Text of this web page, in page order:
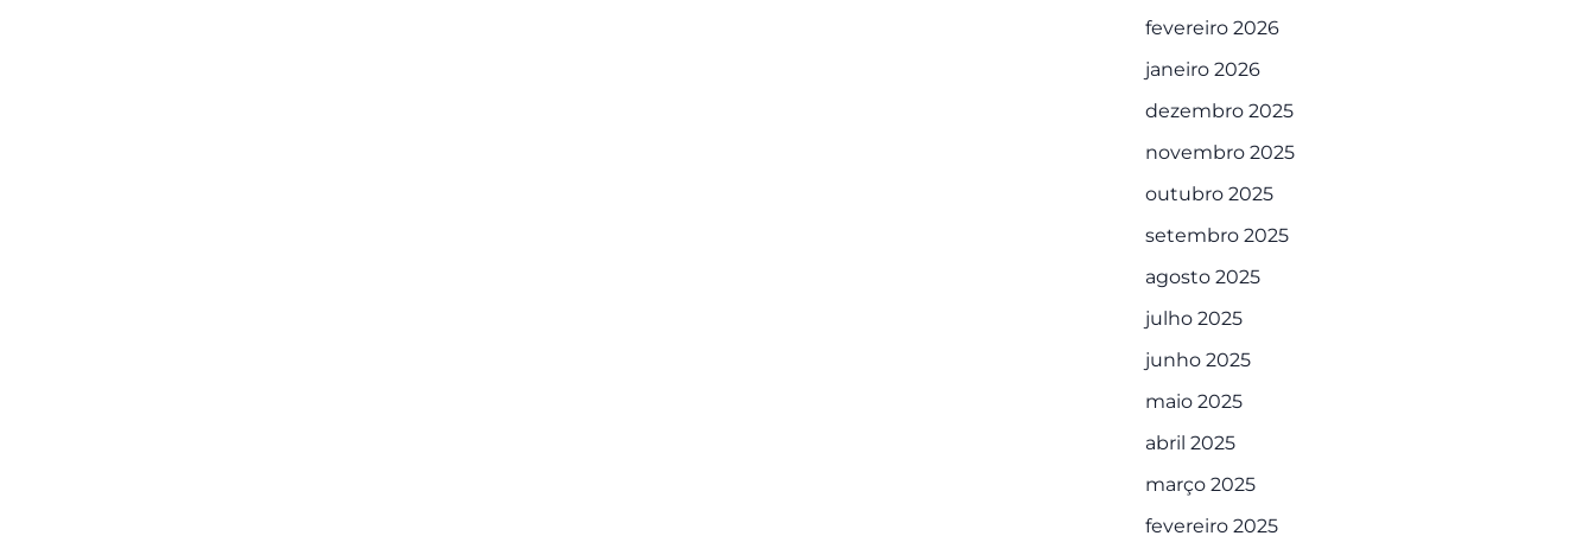
fevereiro 2026
janeiro 2026
dezembro 2025
novembro 2025
outubro 2025
setembro 2025
agosto 2025
julho 2025
junho 2025
maio 2025
abril 2025
março 2025
fevereiro 2025